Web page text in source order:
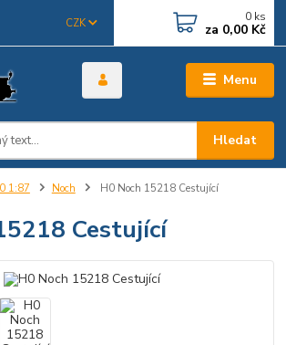
Menu
CZK
Hledat
0 ks
za 0,00 Kč
1:87 Noch H0 Noch 15218 Cestující
Cestující